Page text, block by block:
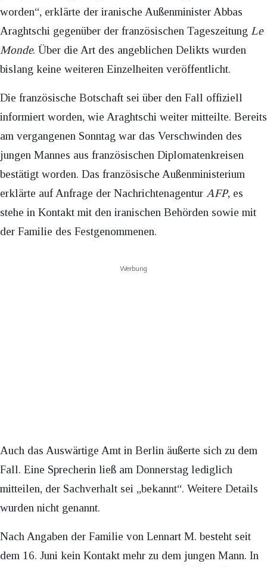
worden“, erklärte der iranische Außenminister Abbas
Araghtschi gegenüber der französischen Tageszeitung Le
Monde. Über die Art des angeblichen Delikts wurden
bislang keine weiteren Einzelheiten veröffentlicht.
Die französische Botschaft sei über den Fall offiziell
informiert worden, wie Araghtschi weiter mitteilte. Bereits
am vergangenen Sonntag war das Verschwinden des
jungen Mannes aus französischen Diplomatenkreisen
bestätigt worden. Das französische Außenministerium
erklärte auf Anfrage der Nachrichtenagentur AFP, es
stehe in Kontakt mit den iranischen Behörden sowie mit
der Familie des Festgenommenen.
Werbung
Auch das Auswärtige Amt in Berlin äußerte sich zu dem
Fall. Eine Sprecherin ließ am Donnerstag lediglich
mitteilen, der Sachverhalt sei „bekannt“. Weitere Details
wurden nicht genannt.
Nach Angaben der Familie von Lennart M. besteht seit
dem 16. Juni kein Kontakt mehr zu dem jungen Mann. In